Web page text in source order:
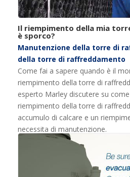
Il riempimento della mia
è sporco?
Manutenzione della torre di
della torre di raffreddamento
Come fai a sapere quando è il
riempimento della torre di
esperto Marley discutere su
riempimento della torre di
accumulo di calcare e un
necessita di manutenzione.